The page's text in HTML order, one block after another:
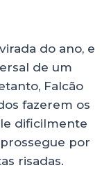
do ano, e
de um
Falcão
fazerem os
dificilmente
por
risadas.